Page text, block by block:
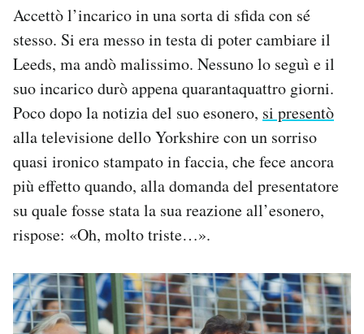
Accettò l’incarico in una sorta di sfida con sé
stesso. Si era messo in testa di poter cambiare il
Leeds, ma andò malissimo. Nessuno lo seguì e il
suo incarico durò appena quarantaquattro giorni.
Poco dopo la notizia del suo esonero, si presentò
alla televisione dello Yorkshire con un sorriso
quasi ironico stampato in faccia, che fece ancora
più effetto quando, alla domanda del presentatore
su quale fosse stata la sua reazione all’esonero,
rispose: «Oh, molto triste…».